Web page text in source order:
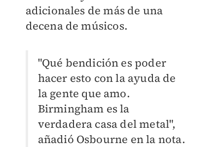
adicionales de más de una
decena de músicos.
"Qué bendición es poder
hacer esto con la ayuda de
la gente que amo.
Birmingham es la
verdadera casa del metal",
añadió Osbourne en la nota.